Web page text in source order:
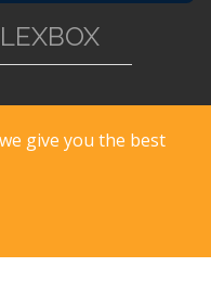
give you the best